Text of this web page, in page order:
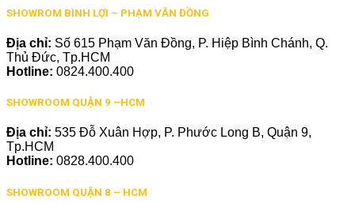
SHOWROM BÌNH LỢI – PHẠM VĂN ĐỒNG
Địa chỉ: Số 615 Phạm Văn Đồng, P. Hiệp Bình Chánh, Q.
Thủ Đức, Tp.HCM
Hotline: 0824.400.400
SHOWROOM QUẬN 9 –HCM
Địa chỉ: 535 Đỗ Xuân Hợp, P. Phước Long B, Quận 9,
Tp.HCM
Hotline: 0828.400.400
SHOWROOM QUẬN 8 – HCM